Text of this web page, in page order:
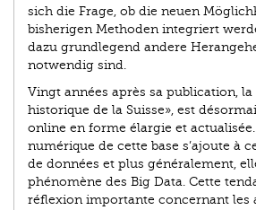
sich die Frage, ob die neuen
bisherigen Methoden integriert
dazu grundlegend andere
notwendig sind.
Vingt années après sa publication, la
historique de la Suisse», est
online en forme élargie et actualisée.
numérique de cette base s’ajoute à
de données et plus généralement,
phénomène des Big Data. Cette
réflexion importante concernant les